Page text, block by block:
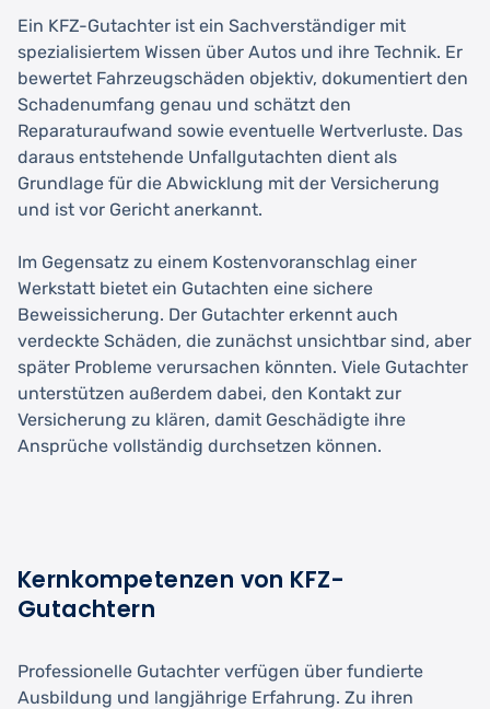
Ein KFZ-Gutachter ist ein Sachverständiger mit
spezialisiertem Wissen über Autos und ihre Technik. Er
bewertet Fahrzeugschäden objektiv, dokumentiert den
Schadenumfang genau und schätzt den
Reparaturaufwand sowie eventuelle Wertverluste. Das
daraus entstehende Unfallgutachten dient als
Grundlage für die Abwicklung mit der Versicherung
und ist vor Gericht anerkannt.
Im Gegensatz zu einem Kostenvoranschlag einer
Werkstatt bietet ein Gutachten eine sichere
Beweissicherung. Der Gutachter erkennt auch
verdeckte Schäden, die zunächst unsichtbar sind, aber
später Probleme verursachen könnten. Viele Gutachter
unterstützen außerdem dabei, den Kontakt zur
Versicherung zu klären, damit Geschädigte ihre
Ansprüche vollständig durchsetzen können.
Kernkompetenzen von KFZ-
Gutachtern
Professionelle Gutachter verfügen über fundierte
Ausbildung und langjährige Erfahrung. Zu ihren